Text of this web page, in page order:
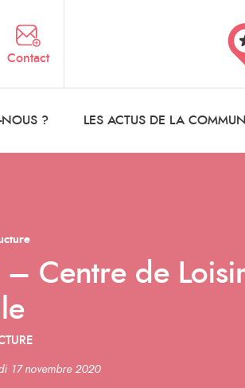
Contact
NOUS ? LES ACTUS DE LA
– Centre de
17 novembre 2020